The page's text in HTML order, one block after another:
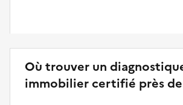
Où trouver un
immobilier certifié près de